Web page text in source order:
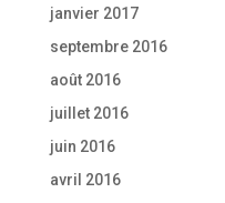
janvier 2017
septembre 2016
août 2016
juillet 2016
juin 2016
avril 2016